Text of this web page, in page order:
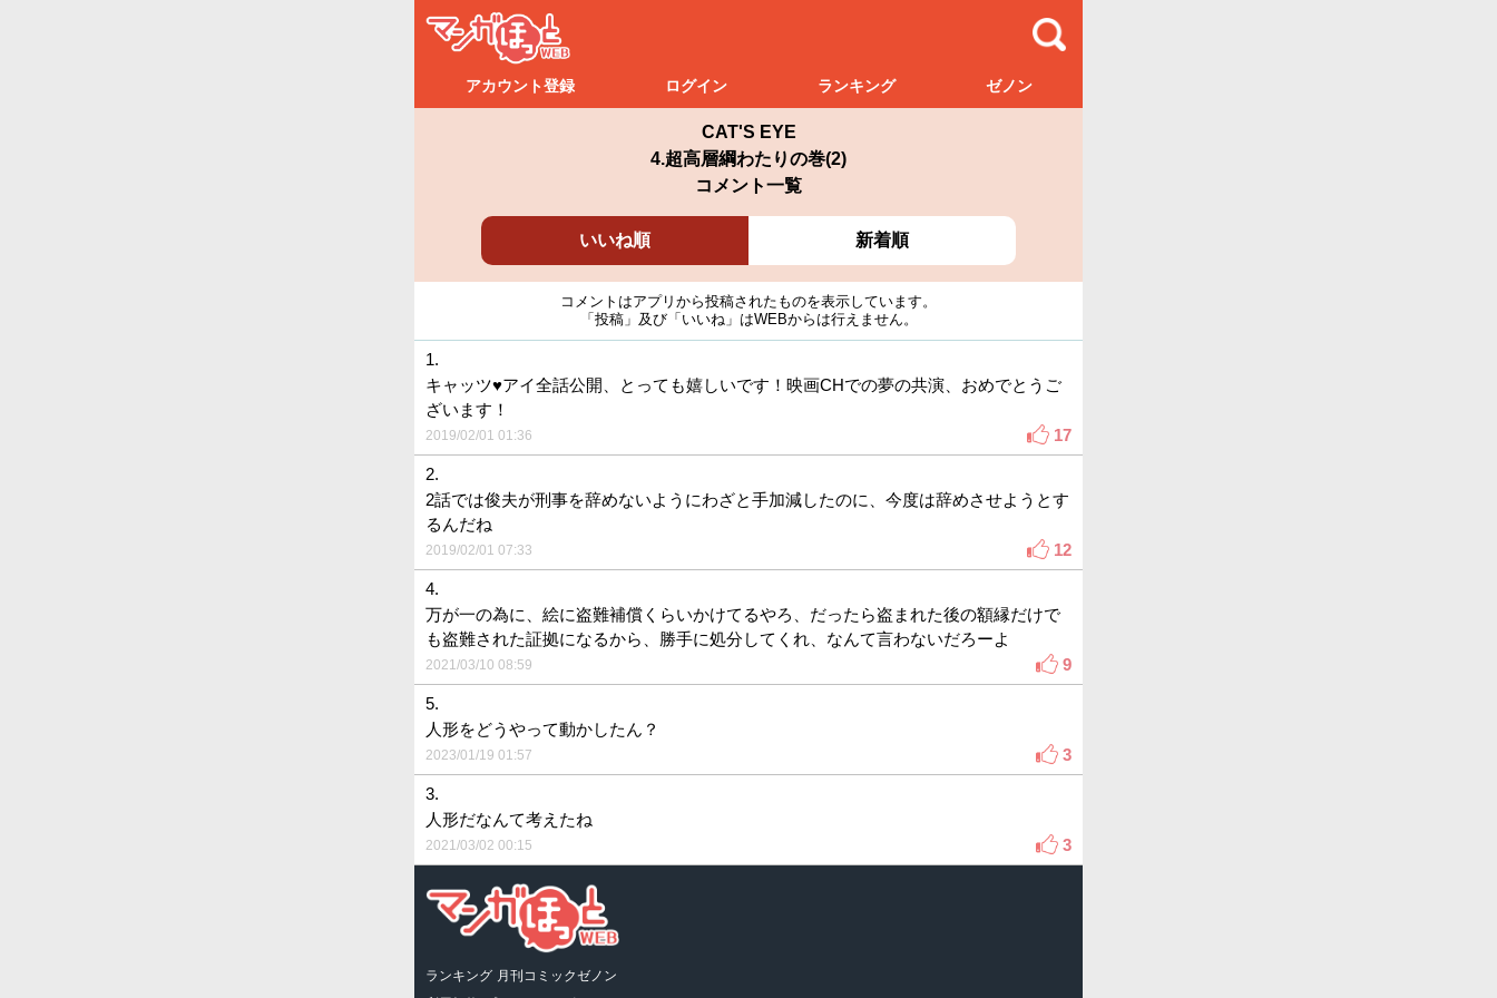
アカウント登録 ログイン ランキング ゼノン
CAT'S EYE
4.超高層綱わたりの巻(2)
コメント一覧
いいね順 新着順
コメントはアプリから投稿されたものを表示しています。
「投稿」及び「いいね」はWEBからは行えません。
1.
キャッツ♥アイ全話公開、とっても嬉しいです！映画CHでの夢の共演、おめでとうご
ざいます！
2019/02/01 01:36 17
2.
2話では俊夫が刑事を辞めないようにわざと手加減したのに、今度は辞めさせようとす
るんだね
2019/02/01 07:33 12
4.
万が一の為に、絵に盗難補償くらいかけてるやろ、だったら盗まれた後の額縁だけで
も盗難された証拠になるから、勝手に処分してくれ、なんて言わないだろーよ
2021/03/10 08:59 9
5.
人形をどうやって動かしたん？
2023/01/19 01:57 3
3.
人形だなんて考えたね
2021/03/02 00:15 3
ランキング 月刊コミックゼノン